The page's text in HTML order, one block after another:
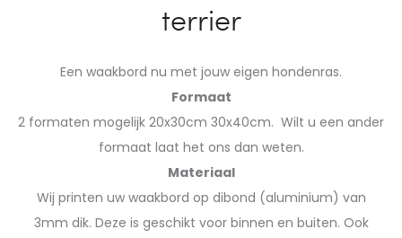
terrier
Een waakbord nu met jouw eigen hondenras.
Formaat
2 formaten mogelijk 20x30cm 30x40cm. Wilt u een ander
formaat laat het ons dan weten.
Materiaal
Wij printen uw waakbord op dibond (aluminium) van
3mm dik. Deze is geschikt voor binnen en buiten. Ook